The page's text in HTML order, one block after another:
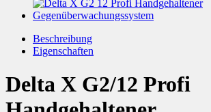
Beschreibung
Eigenschaften
Delta X G2/12 Profi